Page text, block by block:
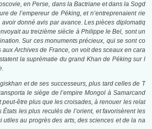
en Perse, dans la Bactriane et dans la Sogd
de l’empereur de Péking, et n’entreprenaient rie
avoir donné avis par avance. Les pièces diplomatiq
au treizième siècle à Philippe le Bel, sont un
Sur ces monuments précieux, qui se sont co
aux Archives de France, on voit des sceaux en cara
la suprématie du grand Khan de Péking sur l
et de ses successeurs, plus tard celles de T
le siège de l’empire Mongol à Samarcand
peut-être plus que les croisades, à renouer les relat
États les plus reculés de l’orient, et favorisèrent les
utiles au progrès des arts, des sciences et de la na